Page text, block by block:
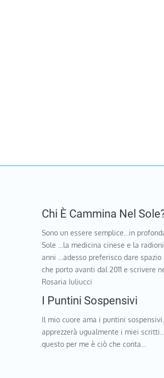
Chi È Cammina Nel
Sono un essere semplice…in
Sole …la medicina cinese e la
anni …adesso preferisco dare
che porto avanti dal 2011 e scrivere
Rosaria Iuliucci
I Puntini Sospensivi
Il mio cuore ama i puntini
apprezzerà ugualmente i miei
questo per me è ciò che conta…